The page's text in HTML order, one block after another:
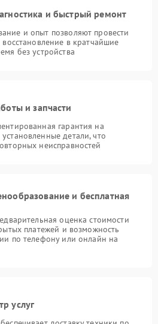
и быстрый ремонт
и опыт позволяют провести
восстановление в кратчайшие
без устройства
и запчасти
гарантия на
детали, что
неисправностей
и бесплатная
оценка стоимости
платежей и возможность
по телефону или онлайн на
услуг